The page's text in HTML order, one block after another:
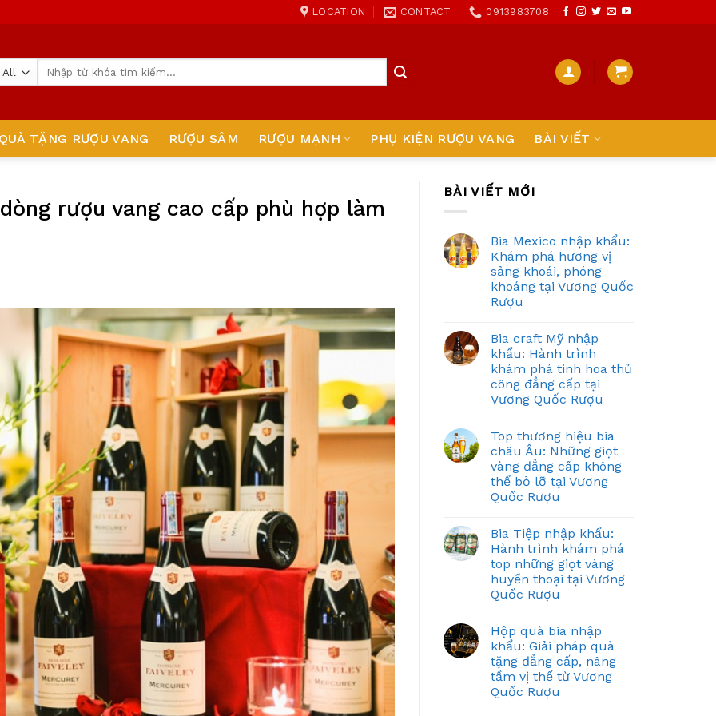
LOCATION CONTACT 0913983708
TẶNG RƯỢU VANG RƯỢU SÂM RƯỢU MẠNH PHỤ KIỆN RƯỢU VANG BÀI VIẾT
rượu vang cao cấp phù hợp làm
BÀI VIẾT MỚI
Bia Mexico nhập khẩu:
Khám phá hương vị
sảng khoái, phóng
khoáng tại Vương Quốc
Rượu
Bia craft Mỹ nhập
khẩu: Hành trình
khám phá tinh hoa thủ
công đẳng cấp tại
Vương Quốc Rượu
Top thương hiệu bia
châu Âu: Những giọt
vàng đẳng cấp không
thể bỏ lỡ tại Vương
Quốc Rượu
Bia Tiệp nhập khẩu:
Hành trình khám phá
top những giọt vàng
huyền thoại tại Vương
Quốc Rượu
Hộp quà bia nhập
khẩu: Giải pháp quà
tặng đẳng cấp, nâng
tầm vị thế từ Vương
Quốc Rượu